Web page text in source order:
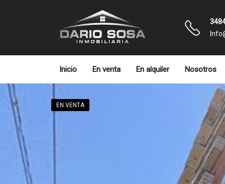
Inicio En venta En alquiler Nosotros
EN VENTA